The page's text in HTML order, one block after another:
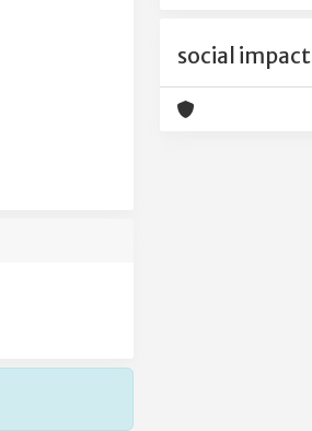
social impact